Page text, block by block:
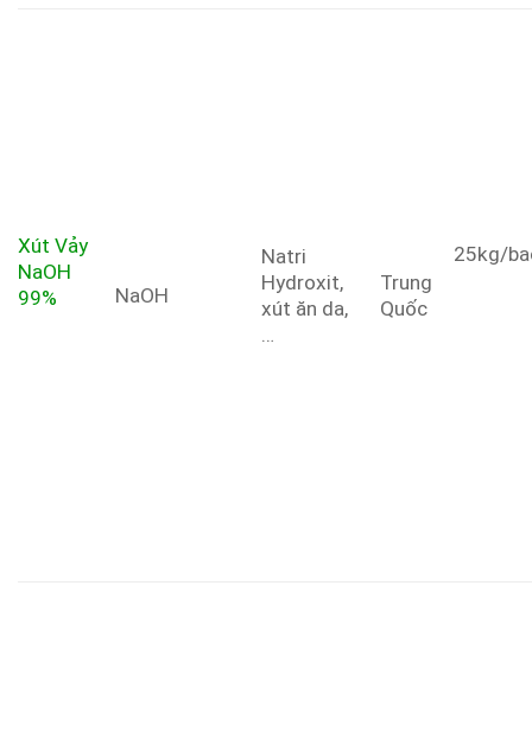
Xút Vảy
NaOH
99%
NaOH
Natri
Hydroxit,
xút ăn da,
…
Trung
Quốc
25kg/